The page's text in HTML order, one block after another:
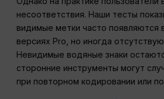
несоответствия. Наши тесты
видимые метки часто появляются
версиях Pro, но иногда
Невидимые водяные знаки
сторонние инструменты могут
при повторном кодировании или